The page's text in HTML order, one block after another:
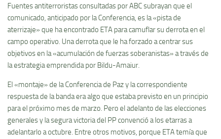
Fuentes antiterroristas consultadas por ABC subrayan que el
comunicado, anticipado por la Conferencia, es la «pista de
aterrizaje» que ha encontrado ETA para camuflar su derrota en el
campo operativo. Una derrota que le ha forzado a centrar sus
objetivos en la «acumulación de fuerzas soberanistas» a través de
la estrategia emprendida por Bildu-Amaiur.
El «montaje» de la Conferencia de Paz y la correspondiente
respuesta de la banda era algo que estaba previsto en un principio
para el próximo mes de marzo. Pero el adelanto de las elecciones
generales y la segura victoria del PP convenció a los etarras a
adelantarlo a octubre. Entre otros motivos, porque ETA temía que